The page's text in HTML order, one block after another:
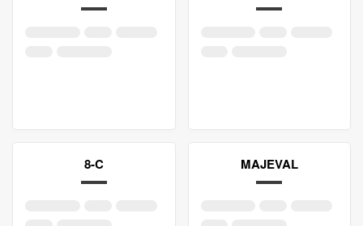
8-C MAJEVAL